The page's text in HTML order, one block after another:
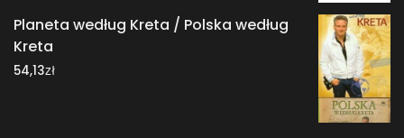
Planeta według Kreta / Polska według
Kreta
54,13zł